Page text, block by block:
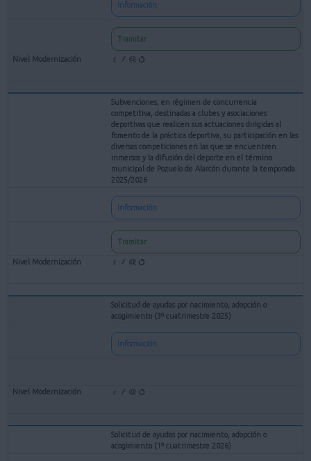
Información
Tramitar
Subvenciones, en régimen de concurrencia
competitiva, destinadas a clubes y asociaciones
deportivas que realicen sus actuaciones dirigidas al
fomento de la práctica deportiva, su participación en las
diversas competiciones en las que se encuentren
inmersos y la difusión del deporte en el término
municipal de Pozuelo de Alarcón durante la temporada
2025/2026
Información
Tramitar
Solicitud de ayudas por nacimiento, adopción o
acogimiento (3º cuatrimestre 2025)
Información
Solicitud de ayudas por nacimiento, adopción o
acogimiento (1º cuatrimestre 2026)